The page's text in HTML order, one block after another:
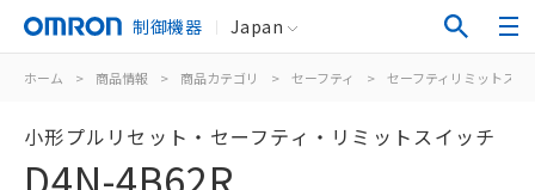
制御機器 Japan
ホーム > 商品情報 > 商品カテゴリ > セーフティ > セーフティリミットスイ
小形プルリセット・セーフティ・リミットスイッチ